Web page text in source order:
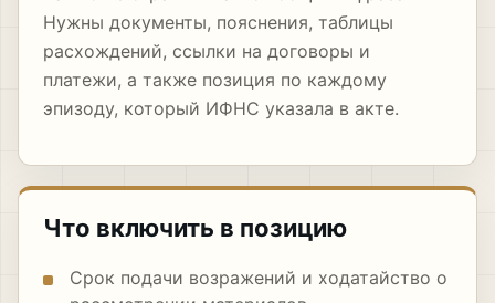
Нужны документы, пояснения, таблицы
расхождений, ссылки на договоры и
платежи, а также позиция по каждому
эпизоду, который ИФНС указала в акте.
Что включить в позицию
Срок подачи возражений и ходатайство о